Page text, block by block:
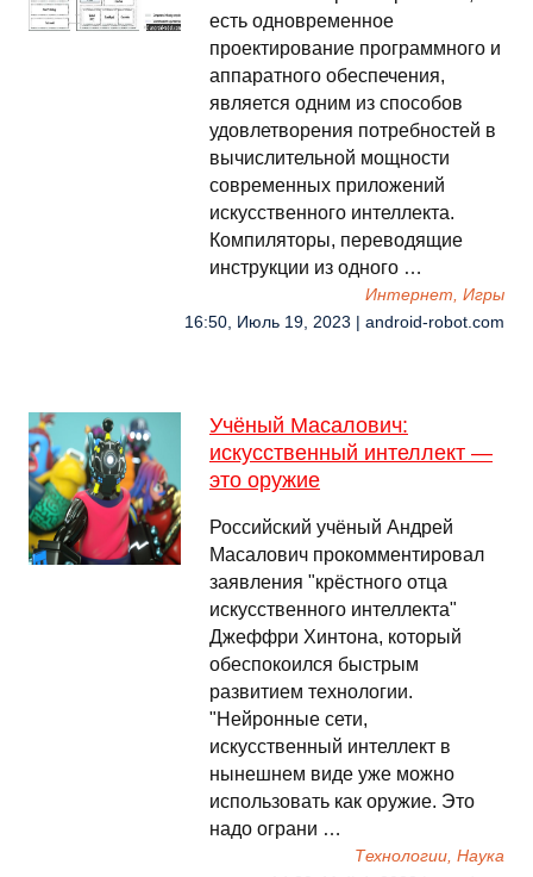
есть одновременное
проектирование программного и
аппаратного обеспечения,
является одним из способов
удовлетворения потребностей в
вычислительной мощности
современных приложений
искусственного интеллекта.
Компиляторы, переводящие
инструкции из одного …
Интернет, Игры
16:50, Июль 19, 2023 | android-robot.com
Учёный Масалович:
искусственный интеллект —
это оружие
Российский учёный Андрей
Масалович прокомментировал
заявления "крёстного отца
искусственного интеллекта"
Джеффри Хинтона, который
обеспокоился быстрым
развитием технологии.
"Нейронные сети,
искусственный интеллект в
нынешнем виде уже можно
использовать как оружие. Это
надо ограни …
Технологии, Наука